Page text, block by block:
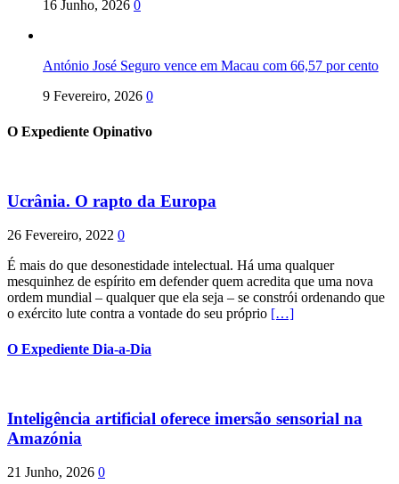
16 Junho, 2026 0
António José Seguro vence em Macau com 66,57 por cento
9 Fevereiro, 2026 0
O Expediente Opinativo
Ucrânia. O rapto da Europa
26 Fevereiro, 2022 0
É mais do que desonestidade intelectual. Há uma qualquer
mesquinhez de espírito em defender quem acredita que uma nova
ordem mundial – qualquer que ela seja – se constrói ordenando que
o exército lute contra a vontade do seu próprio […]
O Expediente Dia-a-Dia
Inteligência artificial oferece imersão sensorial na
Amazónia
21 Junho, 2026 0